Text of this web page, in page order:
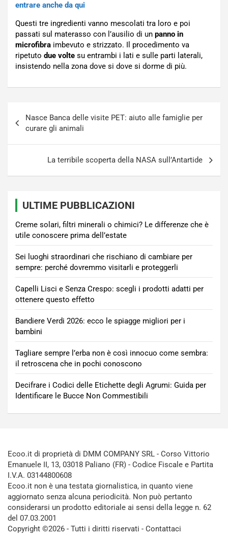
entrare anche da qui
Questi tre ingredienti vanno mescolati tra loro e poi
passati sul materasso con l’ausilio di un panno in
microfibra imbevuto e strizzato. Il procedimento va
ripetuto due volte su entrambi i lati e sulle parti laterali,
insistendo nella zona dove si dove si dorme di più.
articoli
Nasce Banca delle visite PET: aiuto alle famiglie per
curare gli animali
La terribile scoperta della NASA sull’Antartide
ULTIME PUBBLICAZIONI
Creme solari, filtri minerali o chimici? Le differenze che è
utile conoscere prima dell’estate
Sei luoghi straordinari che rischiano di cambiare per
sempre: perché dovremmo visitarli e proteggerli
Capelli Lisci e Senza Crespo: scegli i prodotti adatti per
ottenere questo effetto
Bandiere Verdi 2026: ecco le spiagge migliori per i
bambini
Tagliare sempre l’erba non è così innocuo come sembra:
il retroscena che in pochi conoscono
Decifrare i Codici delle Etichette degli Agrumi: Guida per
Identificare le Bucce Non Commestibili
Ecoo.it di proprietà di DMM COMPANY SRL - Corso Vittorio
Emanuele II, 13, 03018 Paliano (FR) - Codice Fiscale e Partita
I.V.A. 03144800608
Ecoo.it non è una testata giornalistica, in quanto viene
aggiornato senza alcuna periodicità. Non può pertanto
considerarsi un prodotto editoriale ai sensi della legge n. 62
del 07.03.2001
Copyright ©2026 - Tutti i diritti riservati - Contattaci